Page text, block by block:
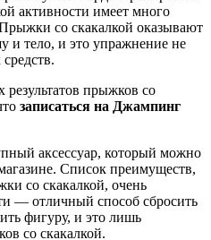
активности имеет много
со скакалкой оказывают
и тело, и это упражнение не
прыжков со
записаться на Джампинг
аксессуар, который можно
Список преимуществ,
со скакалкой, очень
— отличный способ сбросить
фигуру, и это лишь
со скакалкой.